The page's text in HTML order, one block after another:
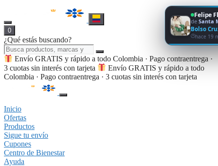
0
¿Qué estás buscando?
Envío GRATIS y rápido a todo Colombia · Pago contraentrega ·
3 cuotas sin interés con tarjeta
Envío GRATIS y rápido a todo
Colombia · Pago contraentrega · 3 cuotas sin interés con tarjeta
Inicio
Ofertas
Productos
Sigue tu envío
Cupones
Centro de Bienestar
Ayuda
Felipe
de Santa
Bolso
hace 19